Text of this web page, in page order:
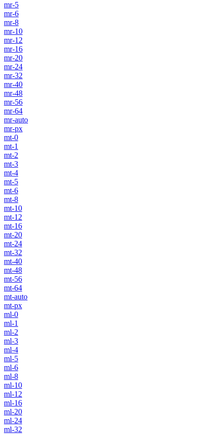
mr-5
mr-6
mr-8
mr-10
mr-12
mr-16
mr-20
mr-24
mr-32
mr-40
mr-48
mr-56
mr-64
mr-auto
mr-px
mt-0
mt-1
mt-2
mt-3
mt-4
mt-5
mt-6
mt-8
mt-10
mt-12
mt-16
mt-20
mt-24
mt-32
mt-40
mt-48
mt-56
mt-64
mt-auto
mt-px
ml-0
ml-1
ml-2
ml-3
ml-4
ml-5
ml-6
ml-8
ml-10
ml-12
ml-16
ml-20
ml-24
ml-32